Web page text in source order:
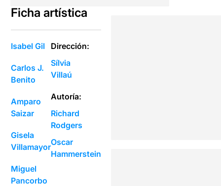
Ficha artística
Isabel Gil
Carlos J.
Benito
Amparo
Saizar
Gisela
Villamayor
Miguel
Pancorbo
Dirección:
Sílvia
Villaú
Autoría:
Richard
Rodgers
Oscar
Hammerstein